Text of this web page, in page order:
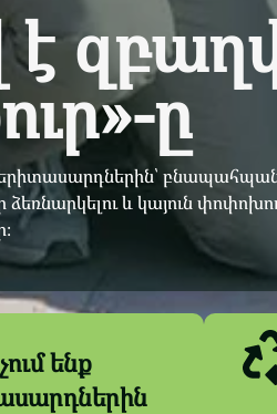
է
ը
երիտասարդներին՝
և կայուն
ենք